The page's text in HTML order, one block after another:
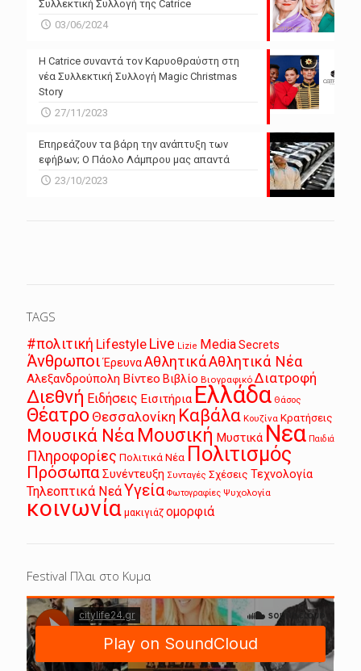
Συλλεκτική Συλλογή της Catrice
03/06/2024
Η Catrice συναντά τον Καρυοθραύστη στη
νέα Συλλεκτική Συλλογή Magic Christmas
Story
27/11/2023
Επηρεάζουν τα βάρη την ανάπτυξη των
εφήβων; Ο Πάολο Λάμπρου μας απαντά
23/10/2023
TAGS
#πολιτική Lifestyle Live Lizie MediaSecrets
Άνθρωποι ΈρευναΑθλητικάΑθλητικά Νέα
Αλεξανδρούπολη Βίντεο Βιβλίο Βιογραφικό Διατροφή
Διεθνή Ειδήσεις Εισιτήρια Ελλάδα Θάσος
Θέατρο Θεσσαλονίκη Καβάλα Κουζίνα Κρατήσεις
Μουσικά Νέα Μουσική Μυστικά Νεα Παιδιά
Πληροφορίες Πολιτικά Νέα Πολιτισμός
ΠρόσωπαΣυνέντευξη Συνταγές Σχέσεις Τεχνολογία
Τηλεοπτικά ΝεάΥγεία Φωτογραφίες Ψυχολογία
κοινωνία μακιγιάζ ομορφιά
Festival Πλαι στο Κυμα